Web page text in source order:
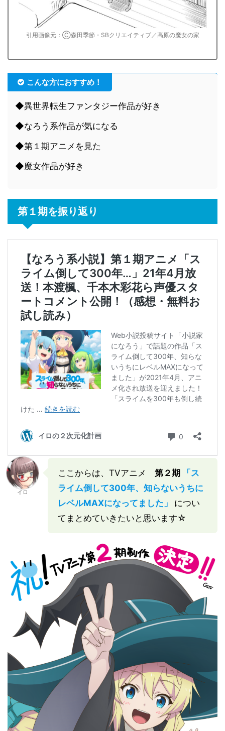
引用画像元：Ⓒ森田季節・SBクリエイティブ／高原の魔女の家
こんな方におすすめ！
◆異世界転生ファンタジー作品が好き
◆なろう系作品が気になる
◆第１期アニメを見た
◆魔女作品が好き
第１期を振り返り
イロ
ここからは、TVアニメ 第２期
「ス
ライム倒して300年、知らないうちに
レベルMAXになってました」
につい
てまとめていきたいと思います☆